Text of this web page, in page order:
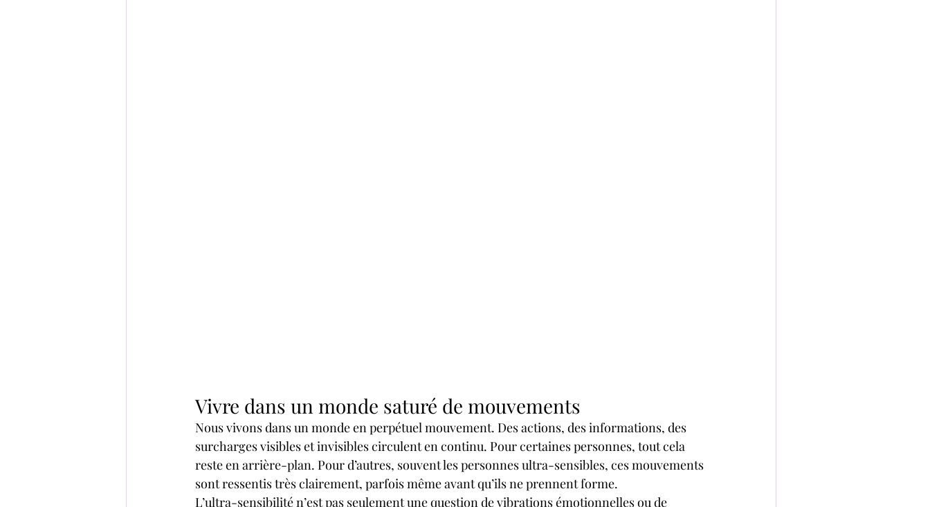
Vivre dans un monde saturé de mouvements
Nous vivons dans un monde en perpétuel mouvement. Des actions, des informations, des
surcharges visibles et invisibles circulent en continu. Pour certaines personnes, tout cela
reste en arrière-plan. Pour d’autres, souvent les personnes ultra-sensibles, ces mouvements
sont ressentis très clairement, parfois même avant qu’ils ne prennent forme.
L’ultra-sensibilité n’est pas seulement une question de vibrations émotionnelles ou de